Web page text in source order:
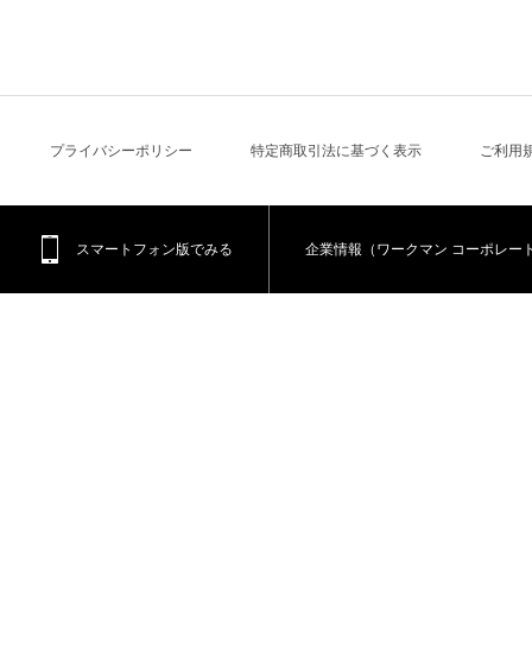
プライバシーポリシー 特定商取引法に基づく表示 ご利用
スマートフォン版でみる 企業情報（ワークマン コーポレー